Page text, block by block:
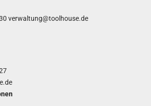
verwaltung@toolhouse.de